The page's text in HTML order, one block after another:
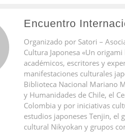
Encuentro
Organizado por Satori –
Cultura Japonesa «Un
académicos, escritores y
manifestaciones culturales
Biblioteca Nacional Mariano
y Humanidades de Chile, el
Colombia y por iniciativas
estudios japoneses Tenjin, el
cultural Nikyokan y grupos